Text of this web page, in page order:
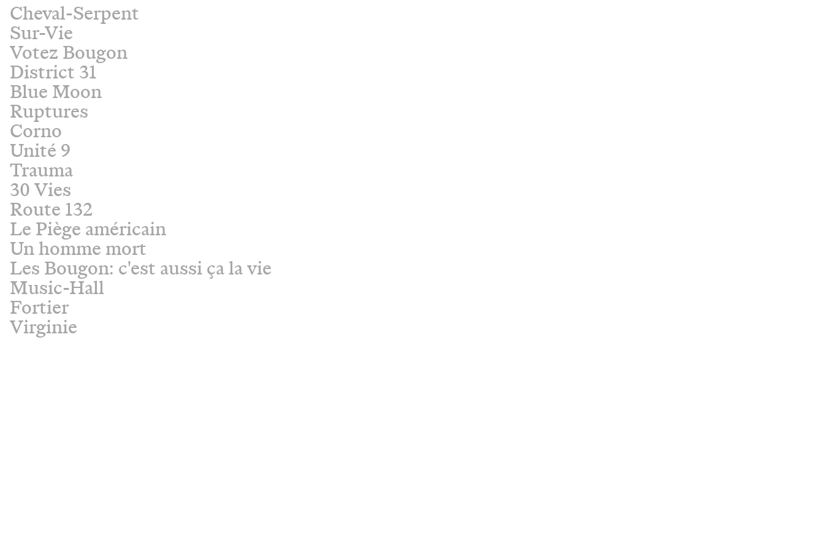
Cheval-Serpent
Sur-Vie
Votez Bougon
District 31
Blue Moon
Ruptures
Corno
Unité 9
Trauma
30 Vies
Route 132
Le Piège américain
Un homme mort
Les Bougon: c'est aussi ça la vie
Music-Hall
Fortier
Virginie